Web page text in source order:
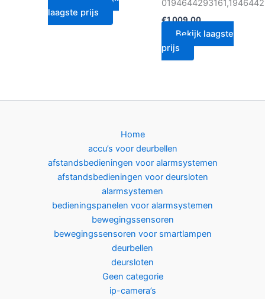
laagste prijs
€1,009.00
Bekijk laagste
prijs
Home
accu’s voor deurbellen
afstandsbedieningen voor alarmsystemen
afstandsbedieningen voor deursloten
alarmsystemen
bedieningspanelen voor alarmsystemen
bewegingssensoren
bewegingssensoren voor smartlampen
deurbellen
deursloten
Geen categorie
ip-camera’s